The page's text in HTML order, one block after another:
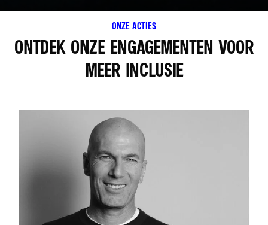
ONZE ACTIES
ONTDEK ONZE ENGAGEMENTEN VOOR
MEER INCLUSIE